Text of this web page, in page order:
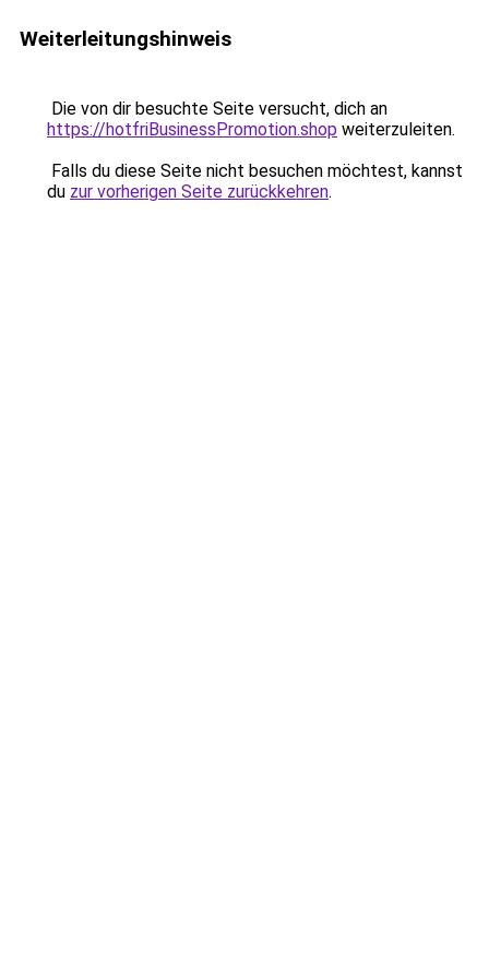
Weiterleitungshinweis
Die von dir besuchte Seite versucht, dich an
https://hotfriBusinessPromotion.shop weiterzuleiten.
Falls du diese Seite nicht besuchen möchtest, kannst
du zur vorherigen Seite zurückkehren.